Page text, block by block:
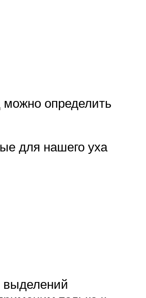
можно определить
для нашего уха
выделений